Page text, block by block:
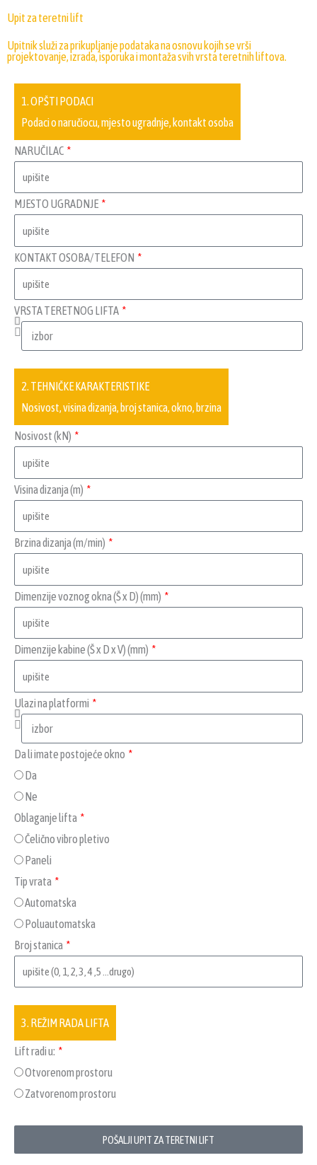
Upit za teretni lift
Upitnik služi za prikupljanje podataka na osnovu kojih se vrši
projektovanje, izrada, isporuka i montaža svih vrsta teretnih liftova.
1. OPŠTI PODACI
Podaci o naručiocu, mjesto ugradnje, kontakt osoba
NARUČILAC
MJESTO UGRADNJE
KONTAKT OSOBA/TELEFON
VRSTA TERETNOG LIFTA
2. TEHNIČKE KARAKTERISTIKE
Nosivost, visina dizanja, broj stanica, okno, brzina
Nosivost (kN)
Visina dizanja (m)
Brzina dizanja (m/min)
Dimenzije voznog okna (Š x D) (mm)
Dimenzije kabine (Š x D x V) (mm)
Ulazi na platformi
Da li imate postojeće okno
Da
Ne
Oblaganje lifta
Čelično vibro pletivo
Paneli
Tip vrata
Automatska
Poluautomatska
Broj stanica
3. REŽIM RADA LIFTA
Lift radi u:
Otvorenom prostoru
Zatvorenom prostoru
POŠALJI UPIT ZA TERETNI LIFT